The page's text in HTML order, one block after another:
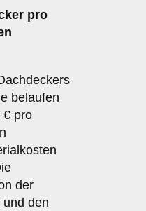
pro
belaufen
€ pro
der
den